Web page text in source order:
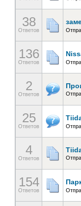
38
Ответов
136
Ответов
2
Ответов
25
Ответов
4
Ответов
154
Ответов